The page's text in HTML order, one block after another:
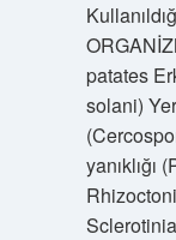
patates
solani)
yanıklığı